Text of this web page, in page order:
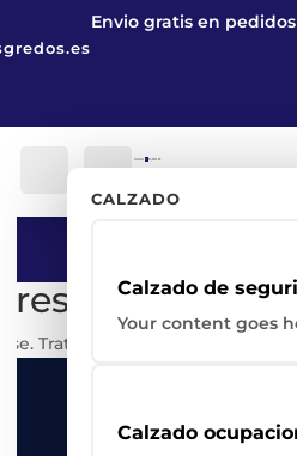
Envio gratis en
Carro 0 0,00 €
CALZADO
Calzado de
Your content goes
Calzado
resultados
Trate de perfeccionar su